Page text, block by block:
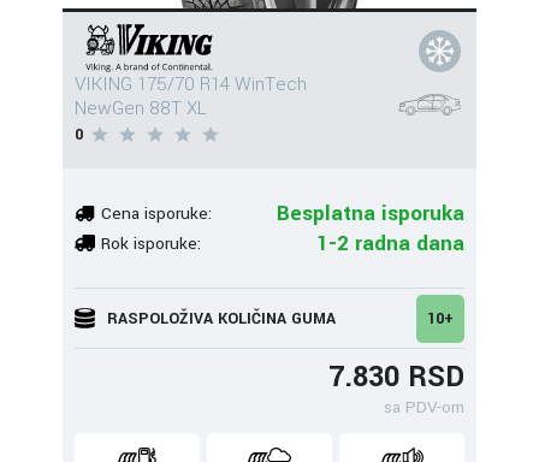
VIKING 175/70 R14 WinTech
NewGen 88T XL
0
Cena isporuke: Besplatna isporuka
Rok isporuke: 1-2 radna dana
RASPOLOŽIVA KOLIČINA GUMA 10+
7.830 RSD
sa PDV-om